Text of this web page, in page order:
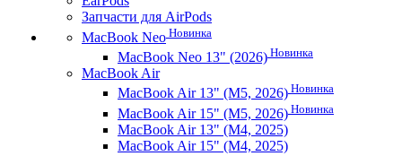
Запчасти для AirPods
MacBook Neo Новинка
MacBook Neo 13" (2026) Новинка
MacBook Air
MacBook Air 13" (M5, 2026) Новинка
MacBook Air 15" (M5, 2026) Новинка
MacBook Air 13" (M4, 2025)
MacBook Air 15" (M4, 2025)